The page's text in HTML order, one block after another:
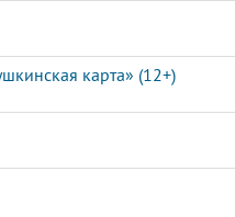
карта» (12+)